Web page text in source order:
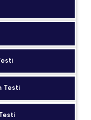
Testi